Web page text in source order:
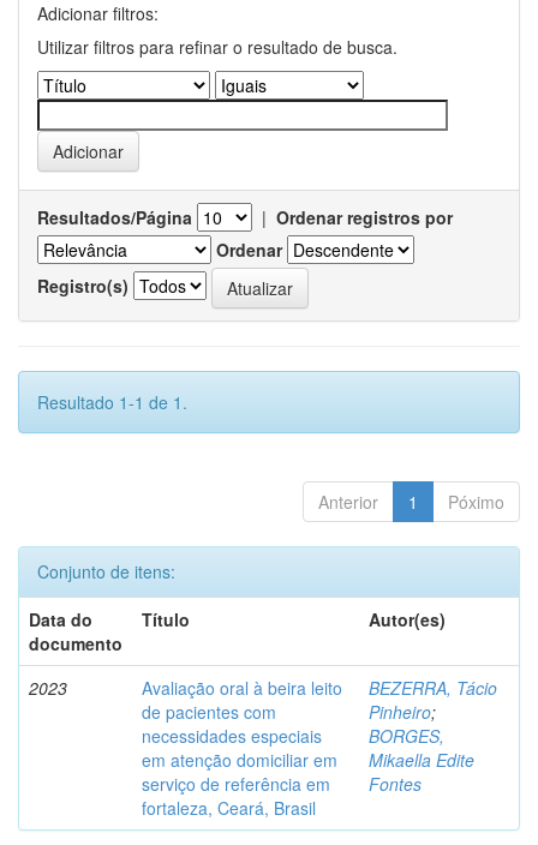
Adicionar filtros:
Utilizar filtros para refinar o resultado de busca.
Resultados/Página | Ordenar registros por
Ordenar
Registro(s)
Resultado 1-1 de 1.
Anterior 1 Póximo
Conjunto de itens:
Data do
documento
Título Autor(es)
2023
Avaliação oral à beira leito
de pacientes com
necessidades especiais
em atenção domiciliar em
serviço de referência em
fortaleza, Ceará, Brasil
BEZERRA, Tácio
Pinheiro;
BORGES,
Mikaella Edite
Fontes